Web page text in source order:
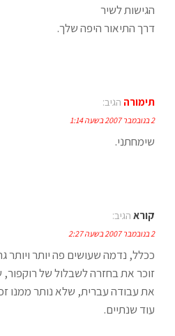
הגישות לשיר
דרך התיאור היפה שלך.
תימורה הגיב:
2 בנובמבר 2007 בשעה 1:14
שימחתני.
קורא הגיב:
2 בנובמבר 2007 בשעה 2:27
ככלל, נדמה שעושים פה יותר ויותר
זוכר את בחזרה לשבלול של
את עבודה עברית, שלא נותר ממנו
עוד שנתיים.